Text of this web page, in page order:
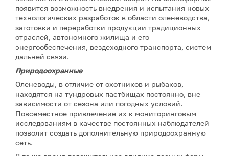
появится возможность внедрения и испытания новых
технологических разработок в области оленеводства,
заготовки и переработки продукции традиционных
отраслей, автономного жилища и его
энергообеспечения, вездеходного транспорта, систем
дальней связи.
Природоохранные
Оленеводы, в отличие от охотников и рыбаков,
находятся на тундровых пастбищах постоянно, вне
зависимости от сезона или погодных условий.
Повсеместное привлечение их к мониторинговым
исследованиям в качестве постоянных наблюдателей
позволит создать дополнительную природоохранную
сеть.